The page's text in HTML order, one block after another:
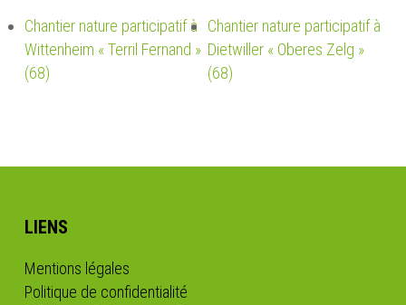
Chantier nature participatif à
Wittenheim « Terril Fernand »
(68)
Chantier nature participatif à
Dietwiller « Oberes Zelg »
(68)
LIENS
Mentions légales
Politique de confidentialité